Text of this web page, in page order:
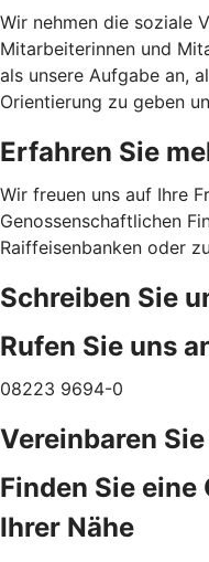
Wir nehmen die soziale
Mitarbeiterinnen und
als unsere Aufgabe an,
Orientierung zu geben
Erfahren Sie
Wir freuen uns auf Ihre
Genossenschaftlichen
Raiffeisenbanken oder
Schreiben Sie
Rufen Sie uns
08223 9694-0
Vereinbaren
Finden Sie
Ihrer Nähe